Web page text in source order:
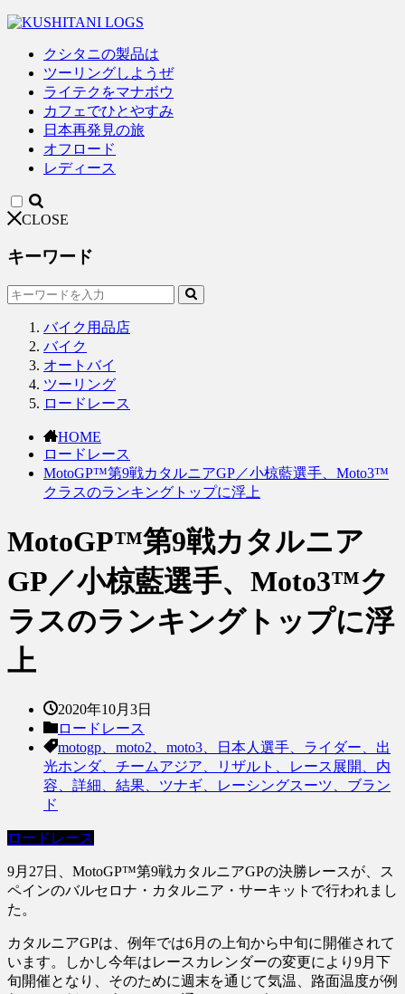
クシタニの製品は
ツーリングしようぜ
ライテクをマナボウ
カフェでひとやすみ
日本再発見の旅
オフロード
レディース
CLOSE
キーワード
バイク用品店
バイク
オートバイ
ツーリング
ロードレース
HOME
ロードレース
MotoGP™第9戦カタルニアGP／小椋藍選手、Moto3™
クラスのランキングトップに浮上
MotoGP™第9戦カタルニア
GP／小椋藍選手、Moto3™ク
ラスのランキングトップに浮
上
2020年10月3日
ロードレース
motogp、moto2、moto3、日本人選手、ライダー、出
光ホンダ、チームアジア、リザルト、レース展開、内
容、詳細、結果、ツナギ、レーシングスーツ、ブラン
ド
ロードレース
9月27日、MotoGP™第9戦カタルニアGPの決勝レースが、ス
ペインのバルセロナ・カタルニア・サーキットで行われまし
た。
カタルニアGPは、例年では6月の上旬から中旬に開催されて
います。しかし今年はレースカレンダーの変更により9月下
旬開催となり、そのために週末を通じて気温、路面温度が例